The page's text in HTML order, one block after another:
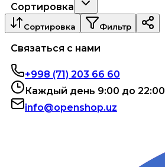
Сортировка
Сортировка Фильтр
Связаться с нами
+998 (71) 203 66 60
Каждый день 9:00 до 22:00
info@openshop.uz